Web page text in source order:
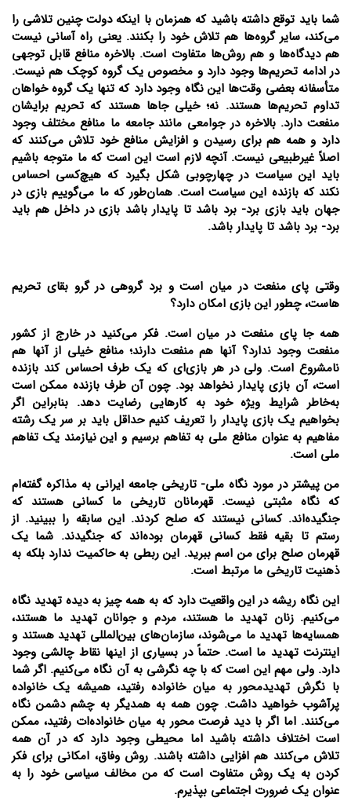
شما باید توقع داشته باشید که همزمان با اینکه دولت چنین تلاشی را
می‌کند، سایر گروه‌ها هم تلاش خود را بکنند. یعنی راه آسانی نیست
هم دیدگاه‌ها و هم روش‌ها متفاوت است. بالاخره منافع قابل توجهی
در ادامه تحریم‌ها وجود دارد و مخصوص یک گروه کوچک هم نیست.
متأسفانه بعضی وقت‌ها این نگاه وجود دارد که تنها یک گروه خواهان
تداوم تحریم‌ها هستند. نه؛ خیلی جاها هستند که تحریم برایشان
منفعت دارد. بالاخره در جوامعی مانند جامعه ما منافع مختلف وجود
دارد و همه هم برای رسیدن و افزایش منافع خود تلاش می‌کنند که
اصلاً غیرطبیعی نیست. آنچه لازم است این است که ما متوجه باشیم
باید این سیاست در چهارچوبی شکل بگیرد که هیچ‌کسی احساس
نکند که بازنده این سیاست است. همان‌طور که ما می‌گوییم بازی در
جهان باید بازی برد- برد باشد تا پایدار باشد بازی در داخل هم باید
برد- برد باشد تا پایدار باشد.
وقتی پای منفعت در میان است و برد گروهی در گرو بقای تحریم
هاست، چطور این بازی امکان دارد؟
همه جا پای منفعت در میان است. فکر می‌کنید در خارج از کشور
منفعت وجود ندارد؟ آنها هم منفعت دارند؛ منافع خیلی از آنها هم
نامشروع است. ولی در هر بازی‌ای که یک طرف احساس کند بازنده
است، آن بازی پایدار نخواهد بود. چون آن طرف بازنده ممکن است
به‌خاطر شرایط ویژه خود به کارهایی رضایت دهد. بنابراین اگر
بخواهیم یک بازی پایدار را تعریف کنیم حداقل باید بر سر یک رشته
مفاهیم به عنوان منافع ملی به تفاهم برسیم و این نیازمند یک تفاهم
ملی است.
من پیشتر در مورد نگاه ملی- تاریخی جامعه ایرانی به مذاکره گفته‌ام
که نگاه مثبتی نیست. قهرمانان تاریخی ما کسانی هستند که
جنگیده‌اند. کسانی نیستند که صلح کردند. این سابقه را ببینید. از
رستم تا بقیه فقط کسانی قهرمان بوده‌اند که جنگیدند. شما یک
قهرمان صلح برای من اسم ببرید. این ربطی به حاکمیت ندارد بلکه به
ذهنیت تاریخی ما مرتبط است.
این نگاه ریشه در این واقعیت دارد که به همه چیز به دیده تهدید نگاه
می‌کنیم. زنان تهدید ما هستند، مردم و جوانان تهدید ما هستند،
همسایه‌ها تهدید ما می‌شوند، سازمان‌های بین‌المللی تهدید هستند و
اینترنت تهدید ما است. حتماً در بسیاری از اینها نقاط چالشی وجود
دارد. ولی مهم این است که با چه نگرشی به آن نگاه می‌کنیم. اگر شما
با نگرش تهدیدمحور به میان خانواده رفتید، همیشه یک خانواده
پرآشوب خواهید داشت. چون همه به همدیگر به چشم دشمن نگاه
می‌کنند. اما اگر با دید فرصت محور به میان خانواده‌ات رفتید، ممکن
است اختلاف داشته باشید اما محیطی وجود دارد که در آن همه
تلاش می‌کنند هم افزایی داشته باشند. روش وفاق، امکانی برای فکر
کردن به یک روش متفاوت است که من مخالف سیاسی خود را به
عنوان یک ضرورت اجتماعی بپذیرم.